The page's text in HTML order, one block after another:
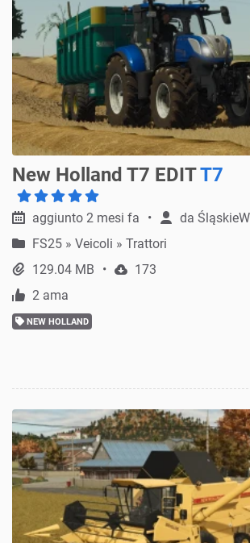
New Holland T7 EDITT7
aggiunto 2 mesi fa da
FS25 » Veicoli » Trattori
129.04 MB
173
2 ama
NEW HOLLAND